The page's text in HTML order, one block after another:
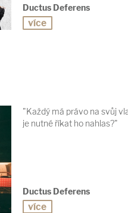
Ductus Deferens
více
"Každý má právo na svůj
je nutné říkat ho nahlas?"
Ductus Deferens
více